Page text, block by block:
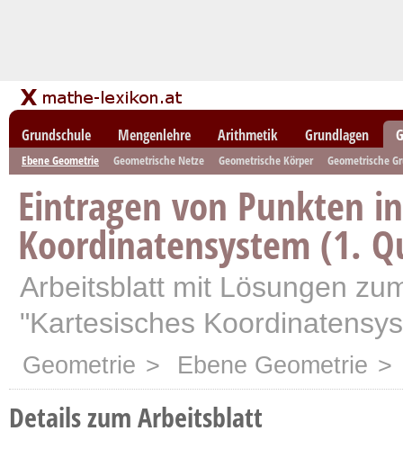
Grundschule Mengenlehre Arithmetik Grundlagen
Ebene Geometrie Geometrische Netze Geometrische Körper Geometrische
Eintragen von Punkten
Koordinatensystem (1.
Arbeitsblatt mit Lösungen
"Kartesisches
Geometrie > Ebene Geometrie >
Details zum Arbeitsblatt